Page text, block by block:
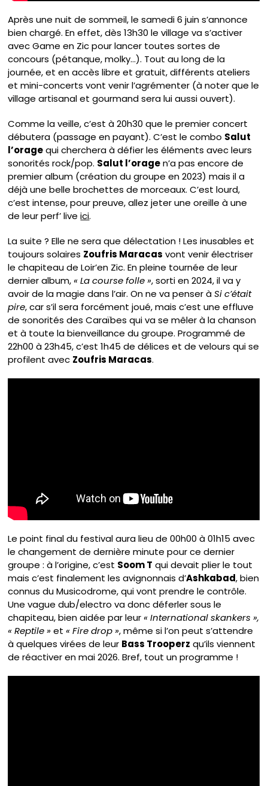
Après une nuit de sommeil, le samedi 6 juin s’annonce
bien chargé. En effet, dès 13h30 le village va s’activer
avec Game en Zic pour lancer toutes sortes de
concours (pétanque, molky…). Tout au long de la
journée, et en accès libre et gratuit, différents ateliers
et mini-concerts vont venir l’agrémenter (à noter que le
village artisanal et gourmand sera lui aussi ouvert).
Comme la veille, c’est à 20h30 que le premier concert
débutera (passage en payant). C’est le combo Salut
l’oragequi cherchera à défier les éléments avec leurs
sonorités rock/pop. Salut l’oragen’a pas encore de
premier album (création du groupe en 2023) mais il a
déjà une belle brochettes de morceaux. C’est lourd,
c’est intense, pour preuve, allez jeter une oreille à une
de leur perf’ liveici.
La suite ? Elle ne sera que délectation ! Les inusables et
toujours solaires Zoufris Maracas vont venir électriser
le chapiteau de Loir’en Zic. En pleine tournée de leur
dernier album,« La course folle », sorti en 2024, il va y
avoir de la magie dans l’air. On ne va penser àSi c’était
pire, car s’il sera forcément joué, mais c’est une effluve
de sonorités des Caraïbes qui va se mêler à la chanson
et à toute la bienveillance du groupe. Programmé de
22h00 à 23h45, c’est 1h45 de délices et de velours qui se
profilent avec Zoufris Maracas.
Le point final du festival aura lieu de 00h00 à 01h15 avec
le changement de dernière minute pour ce dernier
groupe : à l’origine, c’est Soom T qui devait plier le tout
mais c’est finalement les avignonnais d’Ashkabad, bien
connus du Musicodrome, qui vont prendre le contrôle.
Une vague dub/electro va donc déferler sous le
chapiteau, bien aidée par leur« International skankers »,
« Reptile »et« Fire drop », même si l’on peut s’attendre
à quelques virées de leur Bass Trooperz qu’ils viennent
de réactiver en mai 2026. Bref, tout un programme !